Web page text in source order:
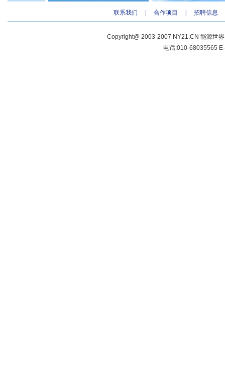
联系我们 合作项目 招聘信息
Copyright@ 2003-2007 NY21.CN 能源世
电话:010-68035565